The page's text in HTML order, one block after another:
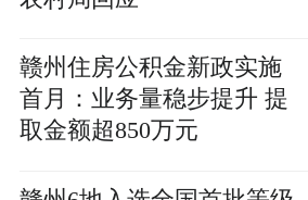
赣州住房公积金新政实施
首月：业务量稳步提升 提
取金额超850万元